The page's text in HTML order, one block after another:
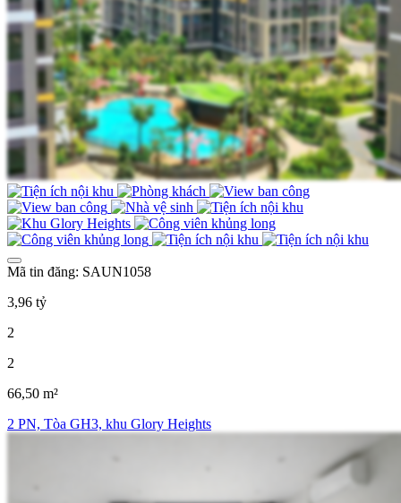
Mã tin đăng: SAUN1058
3,96 tỷ
2
2
66,50 m²
2 PN, Tòa GH3, khu Glory Heights